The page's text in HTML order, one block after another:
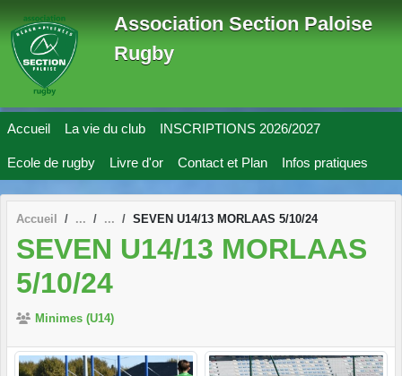
Association Section Paloise
Rugby
Accueil La vie du club INSCRIPTIONS 2026/2027
Ecole de rugby Livre d'or Contact et Plan Infos pratiques
Accueil SEVEN U14/13 MORLAAS 5/10/24
SEVEN U14/13 MORLAAS
5/10/24
Minimes (U14)